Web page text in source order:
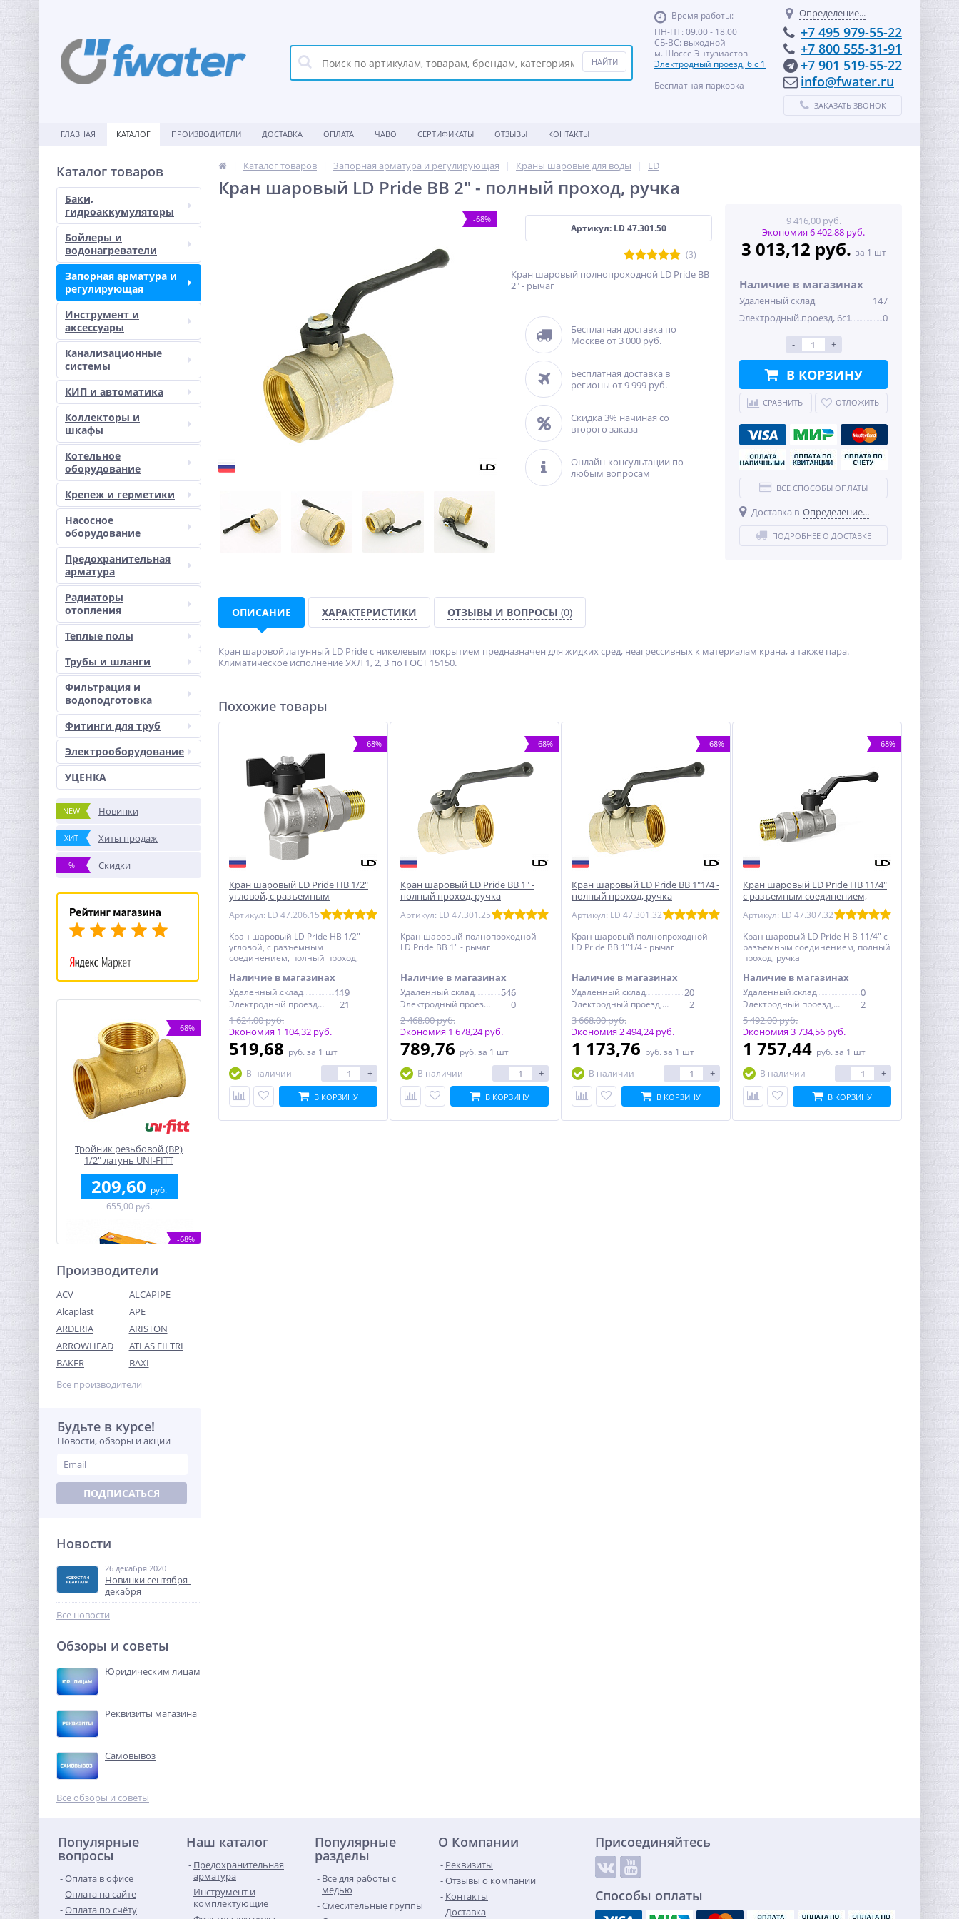
Время работы:
ПН-ПТ: 09.00 - 18.00
СБ-ВС: выходной
м. Шоссе Энтузиастов
Электродный проезд, 6 с 1
Бесплатная парковка
Определение...
+7 495 979-55-22
+7 800 555-31-91
+7 901 519-55-22
info@fwater.ru
ЗАКАЗАТЬ ЗВОНОК
ГЛАВНАЯ КАТАЛОГ ПРОИЗВОДИТЕЛИ ДОСТАВКА ОПЛАТА ЧАВО СЕРТИФИКАТЫ ОТЗЫВЫ КОНТАКТЫ
Каталог товаров
Баки,
гидроаккумуляторы
Бойлеры и
водонагреватели
Запорная арматура и
регулирующая
Инструмент и
аксессуары
Канализационные
системы
КИП и автоматика
Коллекторы и
шкафы
Котельное
оборудование
Крепеж и герметики
Насосное
оборудование
Предохранительная
арматура
Радиаторы
отопления
Теплые полы
Трубы и шланги
Фильтрация и
водоподготовка
Фитинги для труб
Электрооборудование
УЦЕНКА
NEW Новинки
ХИТ Хиты продаж
% Скидки
-68%
Тройник резьбовой (ВР)
1/2" латунь UNI-FITT
209,60 руб.
655,00 руб.
-68%
Модуль Neptun Smart+
TUYA для удаленного
управления
19 410,56
Переходник резьбовой
1"1/2 x 1" ВН латунь UNI-
FITT
526,40
Система контроля
протечек Neptun Bugatti
Smart Tuya 1/2"
115 684,00 руб.
-68%
Производители
ACV
ALCAPIPE
Alcaplast
APE
ARDERIA
ARISTON
ARROWHEAD
ATLAS FILTRI
BAKER
BAXI
Все производители
Будьте в курсе!
Новости, обзоры и акции
ПОДПИСАТЬСЯ
Новости
26 декабря 2020
Новинки сентября-
декабря
Все новости
Обзоры и советы
Юридическим лицам
Реквизиты магазина
Самовывоз
Все обзоры и советы
Каталог товаров Запорная арматура и регулирующая Краны шаровые для воды LD
Кран шаровый LD Pride ВВ 2" - полный проход, ручка
-68%
Артикул: LD 47.301.50
(3)
Кран шаровый полнопроходной LD Pride ВВ
2" - рычаг
Бесплатная доставка по
Москве от 3 000 руб.
Бесплатная доставка в
регионы от 9 999 руб.
Скидка 3% начиная со
второго заказа
Онлайн-консультации по
любым вопросам
9 416,00 руб.
Экономия 6 402,88 руб.
3 013,12 руб. за 1 шт
Наличие в магазинах
Удаленный склад
147
Электродный проезд, 6с1
0
- +
В КОРЗИНУ
СРАВНИТЬ ОТЛОЖИТЬ
ВСЕ СПОСОБЫ ОПЛАТЫ
Доставка в Определение...
ПОДРОБНЕЕ О ДОСТАВКЕ
ОПИСАНИЕ ХАРАКТЕРИСТИКИ ОТЗЫВЫ И ВОПРОСЫ (0)
Кран шаровой латунный LD Pride с никелевым покрытием предназначен для жидких сред, неагрессивных к материалам крана, а также пара.
Климатическое исполнение УХЛ 1, 2, 3 по ГОСТ 15150.
Похожие товары
-68%
Кран шаровый LD Pride НВ 1/2"
угловой, с разъемным
соединением, полный проход,
бабочка
Артикул: LD 47.206.15
Кран шаровый LD Pride НВ 1/2"
угловой, с разъемным
соединением, полный проход,
Наличие в магазинах
Удаленный склад 119
Электродный проезд, 6с1
21
1 624,00 руб.
Экономия 1 104,32 руб.
519,68 руб. за 1 шт
В наличии
- +
В КОРЗИНУ
-68%
Кран шаровый LD Pride ВВ 1" -
полный проход, ручка
Артикул: LD 47.301.25
Кран шаровый полнопроходной
LD Pride ВВ 1" - рычаг
Наличие в магазинах
Удаленный склад 546
Электродный проезд, 6с1
0
2 468,00 руб.
Экономия 1 678,24 руб.
789,76 руб. за 1 шт
В наличии
- +
В КОРЗИНУ
-68%
Кран шаровый LD Pride ВВ 1"1/4 -
полный проход, ручка
Артикул: LD 47.301.32
Кран шаровый полнопроходной
LD Pride ВВ 1"1/4 - рычаг
Наличие в магазинах
Удаленный склад 20
Электродный проезд, 6с1
2
3 668,00 руб.
Экономия 2 494,24 руб.
1 173,76 руб. за 1 шт
В наличии
- +
В КОРЗИНУ
-68%
Кран шаровый LD Pride НВ 11/4"
с разъемным соединением,
полный проход, ручка
Артикул: LD 47.307.32
Кран шаровый LD Pride Н В 11/4" с
разъемным соединением, полный
проход, ручка
Наличие в магазинах
Удаленный склад 0
Электродный проезд, 6с1
2
5 492,00 руб.
Экономия 3 734,56 руб.
1 757,44 руб. за 1 шт
В наличии
- +
В КОРЗИНУ
Популярные
вопросы
Оплата в офисе
Оплата на сайте
Оплата по счёту
Наш каталог
Предохранительная
арматура
Инструмент и
комплектующие
Популярные
разделы
Все для работы с
медью
Смесительные группы
О Компании
Реквизиты
Отзывы о компании
Контакты
Доставка
Присоединяйтесь
Способы оплаты